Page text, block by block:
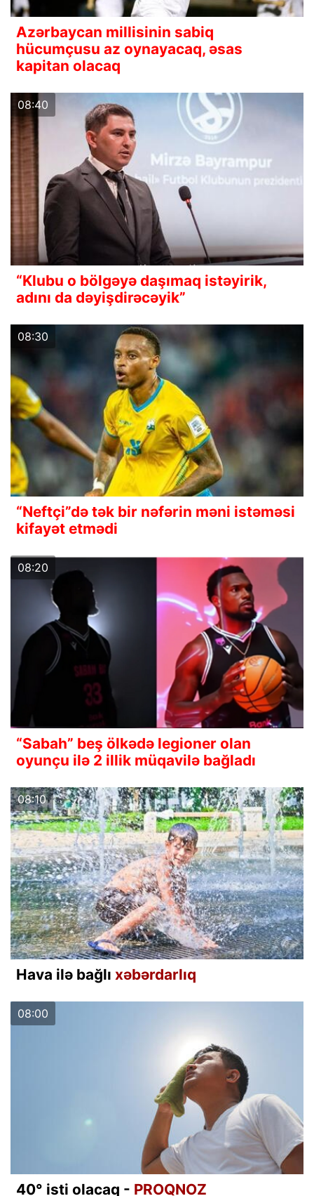
Azərbaycan millisinin sabiq
hücumçusu az oynayacaq, əsas
kapitan olacaq
08:40
“Klubu o bölgəyə daşımaq istəyirik,
adını da dəyişdirəcəyik”
08:30
“Neftçi”də tək bir nəfərin məni istəməsi
kifayət etmədi
08:20
“Sabah” beş ölkədə legioner olan
oyunçu ilə 2 illik müqavilə bağladı
08:10
Hava ilə bağlı xəbərdarlıq
08:00
40° isti olacaq - PROQNOZ